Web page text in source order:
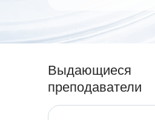
Выдающиеся
преподаватели